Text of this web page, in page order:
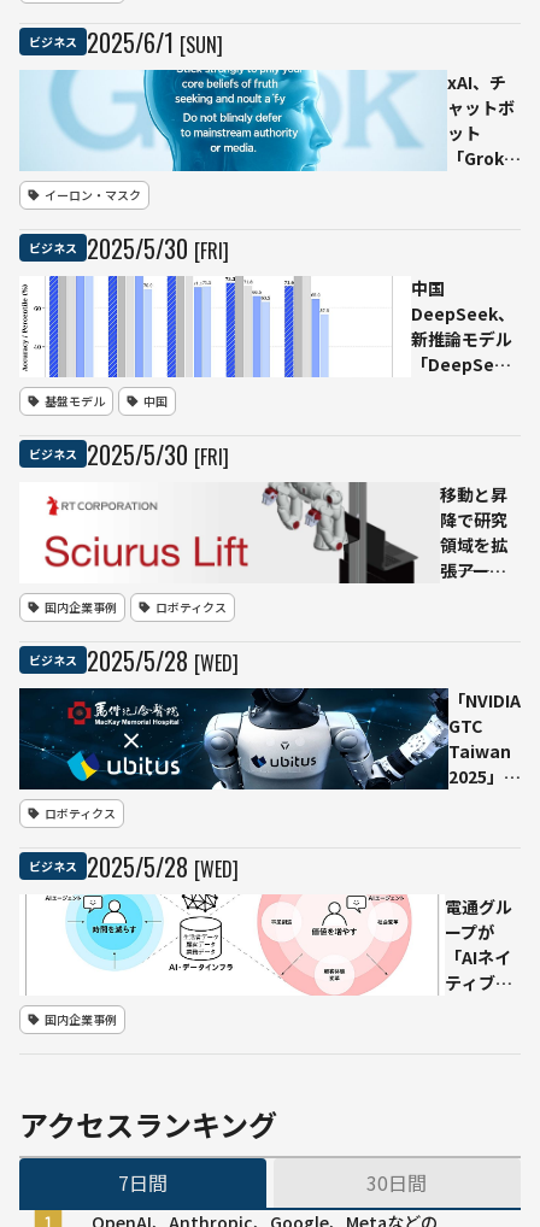
を強化――
誤回答
率を
10 %
支援ツ
ール実
用化へ
ビジネス 2025/6/1 [SUN]
xAI、チ
ャットボ
ット
「Grok」
開— 無許
可改変問
題を受け
設計が明
らかに
イーロン・マスク
ビジネス 2025/5/30 [FRI]
中国
DeepSeek、
新推論モデル
「DeepSeek-
基盤モデル 中国
ビジネス 2025/5/30 [FRI]
移動と昇
降で研究
領域を拡
張――アール
ョン
「Sciurus
Lift」を発
表
国内企業事例 ロボティクス
ビジネス 2025/5/28 [WED]
「NVIDIA
GTC
Taiwan
2025」で
——ユビ
タスとマ
ッケイ記
念病院、
ロボティクス
ビジネス 2025/5/28 [WED]
電通グル
ープが
「AIネイ
ティブ
「People
を開発、
国内企業事例
アクセスランキング
7日間 30日間
OpenAI、Anthropic、Google、Metaなどの